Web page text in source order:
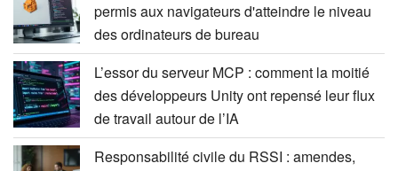
permis aux navigateurs d'atteindre le niveau
des ordinateurs de bureau
L’essor du serveur MCP : comment la moitié
des développeurs Unity ont repensé leur flux
de travail autour de l’IA
Responsabilité civile du RSSI : amendes,